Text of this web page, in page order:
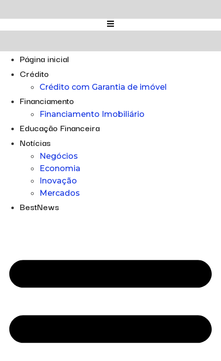
para
o
Página inicial
Crédito
Crédito com Garantia de imóvel
Financiamento
Financiamento Imobiliário
Educação Financeira
Notícias
Negócios
Economia
Inovação
Mercados
BestNews